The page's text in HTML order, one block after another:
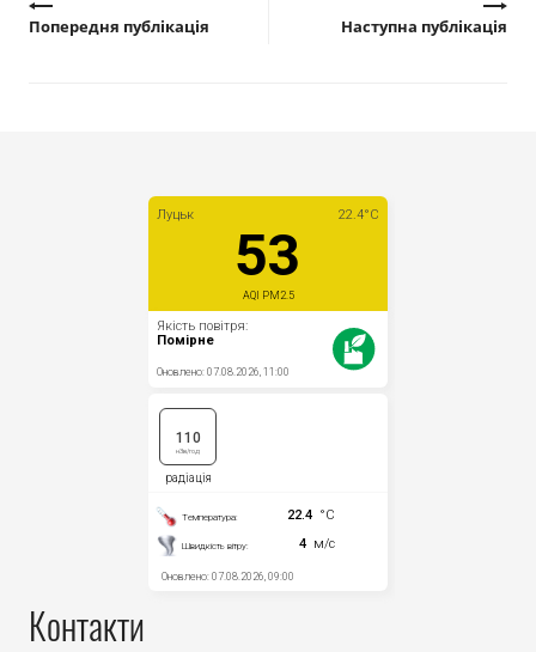
Попередня публікація Наступна публікація
Контакти